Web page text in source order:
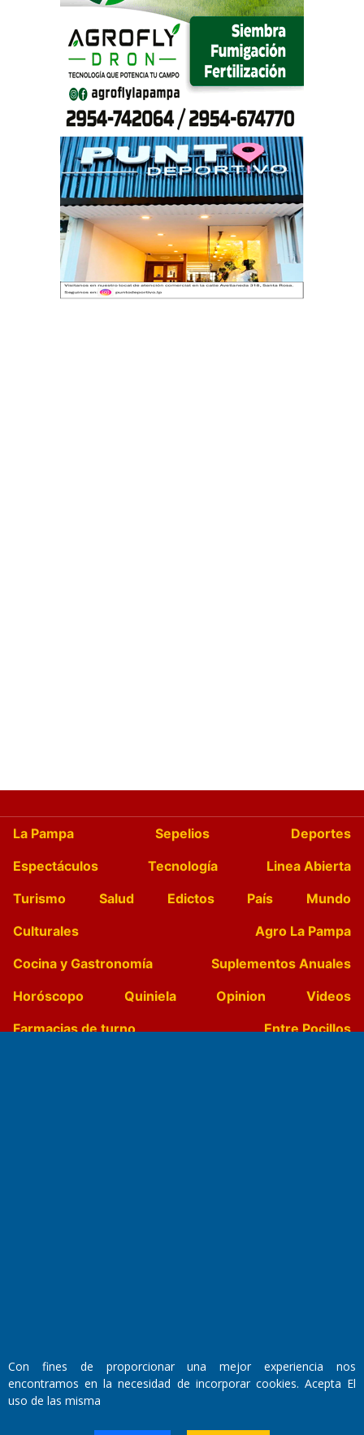
La Pampa Sepelios
Deportes
Espectáculos
Tecnología
Linea Abierta
Turismo
Salud Edictos País
Mundo
Culturales
Agro La Pampa
Cocina y Gastronomía
Suplementos Anuales
Horóscopo
Quiniela Opinion
Videos
Farmacias de turno
Entre Pocillos
Miembro de ADIRA,ADEPA y CPPAL
Propietario: El Diario SRL
Director Periodístico:
Con fines de proporcionar una mejor experiencia nos
encontramos en la necesidad de incorporar cookies. Acepta El
uso de las misma